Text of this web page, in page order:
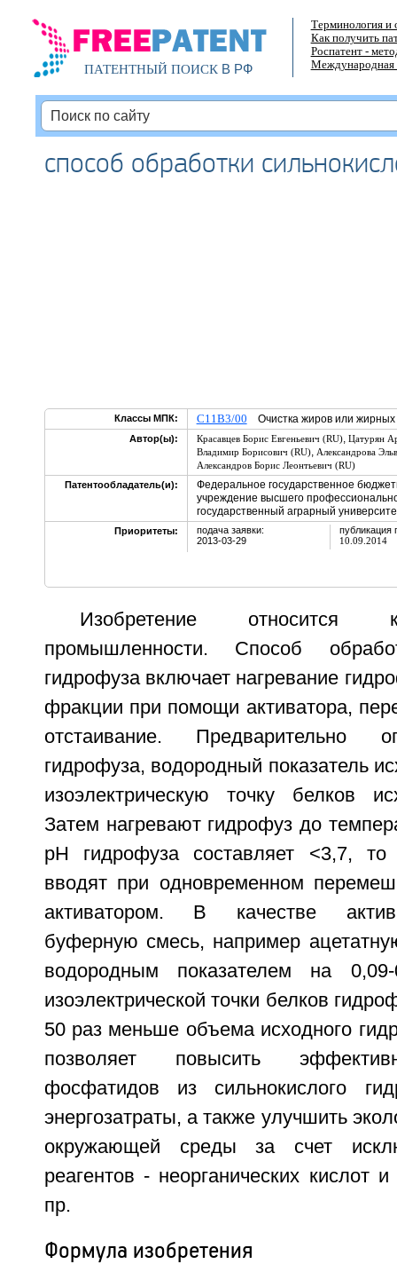
ПАТЕНТНЫЙ ПОИСКВ РФ
Терминология и
Как получить
Роспатент -
Международная
способ обработки
Классы МПК: C11B3/00 Очистка жиров или жирных
Автор(ы): Красавцев Борис Евгеньевич (RU), Цатурян
Владимир Борисович (RU), Александрова
Александров Борис Леонтьевич (RU)
Патентообладатель(и):
Федеральное государственное
учреждение высшего
государственный аграрный
Приоритеты:
подача заявки:
2013-03-29
публикация
10.09.2014
Изобретение относится
промышленности. Способ
гидрофуза включает нагревание
фракции при помощи активатора,
отстаивание. Предварительно
гидрофуза, водородный показатель
изоэлектрическую точку белков
Затем нагревают гидрофуз до
pH гидрофуза составляет <3,7, то
вводят при одновременном
активатором. В качестве
буферную смесь, например
водородным показателем на
изоэлектрической точки белков
50 раз меньше объема исходного
позволяет повысить
фосфатидов из сильнокислого
энергозатраты, а также улучшить
окружающей среды за счет
реагентов - неорганических кислот
пр.
Формула изобретения